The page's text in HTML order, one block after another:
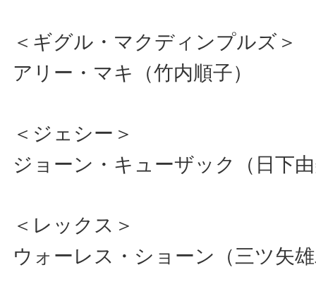
＜ギグル・マクディンプルズ＞
アリー・マキ（竹内順子）
＜ジェシー＞
ジョーン・キューザック（日下
＜レックス＞
ウォーレス・ショーン（三ツ矢